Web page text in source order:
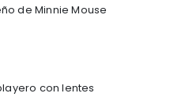
de Minnie Mouse
con lentes